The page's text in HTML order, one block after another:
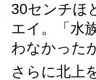
30センチほ
エイ。「水
わなかった
さらに北上